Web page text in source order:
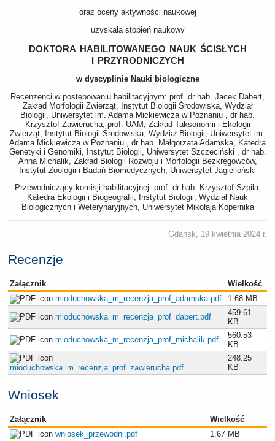
oraz oceny aktywności naukowej
uzyskała stopień naukowy
doktora habilitowanego nauk ścisłych
i przyrodniczych
w dyscyplinie Nauki biologiczne
Recenzenci w postępowaniu habilitacyjnym: prof. dr hab. Jacek Dabert,
Zakład Morfologii Zwierząt, Instytut Biologii Środowiska, Wydział
Biologii, Uniwersytet im. Adama Mickiewicza w Poznaniu , dr hab.
Krzysztof Zawierucha, prof. UAM, Zakład Taksonomii i Ekologii
Zwierząt, Instytut Biologii Środowiska, Wydział Biologii, Uniwersytet im.
Adama Mickiewicza w Poznaniu , dr hab. Małgorzata Adamska, Katedra
Genetyki i Genomiki, Instytut Biologii, Uniwersytet Szczeciński , dr hab.
Anna Michalik, Zakład Biologii Rozwoju i Morfologii Bezkręgowców,
Instytut Zoologii i Badań Biomedycznych, Uniwersytet Jagielloński
Przewodniczący komisji habilitacyjnej: prof. dr hab. Krzysztof Szpila,
Katedra Ekologii i Biogeografii, Instytut Biologii, Wydział Nauk
Biologicznych i Weterynaryjnych, Uniwersytet Mikołaja Kopernika
Gdańsk, 19 kwietnia 2024 r.
Recenzje
Załącznik
Wielkość
mioduchowska_m_recenzja_prof_adamska.pdf
1.68 MB
mioduchowska_m_recenzja_prof_dabert.pdf
459.61
KB
mioduchowska_m_recenzja_prof_michalik.pdf
560.53
KB
mioduchowska_m_recenzja_prof_zawierucha.pdf
248.25
KB
Wniosek
Załącznik
Wielkość
wniosek_przewodni.pdf
1.67 MB